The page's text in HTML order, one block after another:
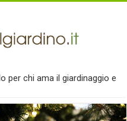
per chi ama il giardinaggio e